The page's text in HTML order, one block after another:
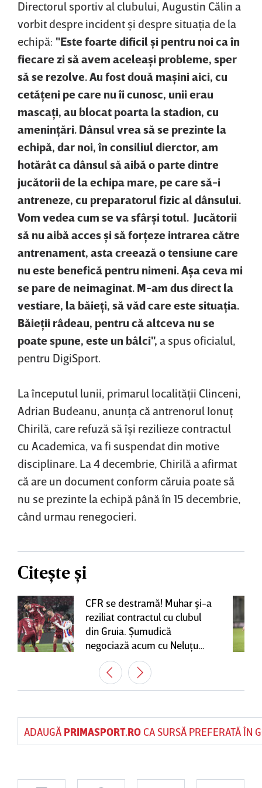
Directorul sportiv al clubului, Augustin Călin a
vorbit despre incident şi despre situaţia de la
echipă: "Este foarte dificil şi pentru noi ca în
fiecare zi să avem aceleaşi probleme, sper
să se rezolve. Au fost două maşini aici, cu
cetăţeni pe care nu îi cunosc, unii erau
mascaţi, au blocat poarta la stadion, cu
ameninţări. Dânsul vrea să se prezinte la
echipă, dar noi, în consiliul dierctor, am
hotărât ca dânsul să aibă o parte dintre
jucătorii de la echipa mare, pe care să-i
antreneze, cu preparatorul fizic al dânsului.
Vom vedea cum se va sfârşi totul. Jucătorii
să nu aibă acces şi să forţeze intrarea către
antrenament, asta creează o tensiune care
nu este benefică pentru nimeni. Aşa ceva mi
se pare de neimaginat. M-am dus direct la
vestiare, la băieţi, să văd care este situaţia.
Băieţii râdeau, pentru că altceva nu se
poate spune, este un bâlci", a spus oficialul,
pentru DigiSport.
La începutul lunii, primarul localităţii Clinceni,
Adrian Budeanu, anunţa că antrenorul Ionuţ
Chirilă, care refuză să îşi rezilieze contractul
cu Academica, va fi suspendat din motive
disciplinare. La 4 decembrie, Chirilă a afirmat
că are un document conform căruia poate să
nu se prezinte la echipă până în 15 decembrie,
când urmau renegocieri.
Citește și
CFR se destramă! Muhar şi-a
reziliat contractul cu clubul
din Gruia. Şumudică
negociază acum cu Neluţu
Varga, care mai are o
variantă pentru banca tehnică
| EXCLUSIV
ADAUGĂ PRIMASPORT.ROCA SURSĂ PREFERATĂ ÎN